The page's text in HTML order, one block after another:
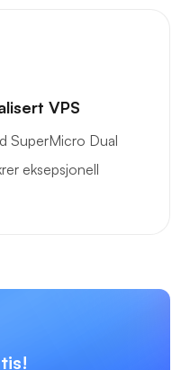
VPS
SuperMicro Dual
eksepsjonell